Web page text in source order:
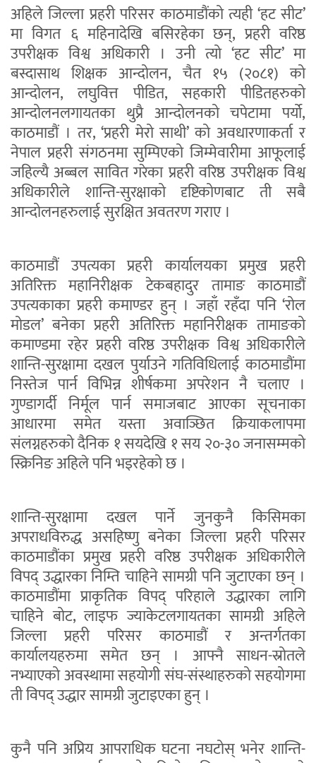
अहिले जिल्ला प्रहरी परिसर काठमाडौंको त्यही ‘हट सीट’
मा विगत ६ महिनादेखि बसिरहेका छन्, प्रहरी वरिष्ठ
उपरीक्षक विश्व अधिकारी । उनी त्यो ‘हट सीट’ मा
बस्दासाथ शिक्षक आन्दोलन, चैत १५ (२०८१) को
आन्दोलन, लघुवित्त पीडित, सहकारी पीडितहरुको
आन्दोलनलगायतका थुप्रै आन्दोलनको चपेटामा पर्यो,
काठमाडौं । तर, ‘प्रहरी मेरो साथी’ को अवधारणाकर्ता र
नेपाल प्रहरी संगठनमा सुम्पिएको जिम्मेवारीमा आफूलाई
जहिल्यै अब्बल सावित गरेका प्रहरी वरिष्ठ उपरीक्षक विश्व
अधिकारीले शान्ति-सुरक्षाको दृष्टिकोणबाट ती सबै
आन्दोलनहरुलाई सुरक्षित अवतरण गराए ।
काठमाडौं उपत्यका प्रहरी कार्यालयका प्रमुख प्रहरी
अतिरिक्त महानिरीक्षक टेकबहादुर तामाङ काठमाडौं
उपत्यकाका प्रहरी कमाण्डर हुन् । जहाँ रहँदा पनि ‘रोल
मोडल’ बनेका प्रहरी अतिरिक्त महानिरीक्षक तामाङको
कमाण्डमा रहेर प्रहरी वरिष्ठ उपरीक्षक विश्व अधिकारीले
शान्ति-सुरक्षामा दखल पुर्याउने गतिविधिलाई काठमाडौंमा
निस्तेज पार्न विभिन्न शीर्षकमा अपरेशन नै चलाए ।
गुण्डागर्दी निर्मूल पार्न समाजबाट आएका सूचनाका
आधारमा समेत यस्ता अवाञ्छित क्रियाकलापमा
संलग्नहरुको दैनिक १ सयदेखि १ सय २०-३० जनासम्मको
स्क्रिनिङ अहिले पनि भइरहेको छ ।
शान्ति-सुरक्षामा दखल पार्ने जुनकुनै किसिमका
अपराधविरुद्ध असहिष्णु बनेका जिल्ला प्रहरी परिसर
काठमाडौंका प्रमुख प्रहरी वरिष्ठ उपरीक्षक अधिकारीले
विपद् उद्धारका निम्ति चाहिने सामग्री पनि जुटाएका छन् ।
काठमाडौंमा प्राकृतिक विपद् परिहाले उद्धारका लागि
चाहिने बोट, लाइफ ज्याकेटलगायतका सामग्री अहिले
जिल्ला प्रहरी परिसर काठमाडौं र अन्तर्गतका
कार्यालयहरुमा समेत छन् । आफ्नै साधन-स्रोतले
नभ्याएको अवस्थामा सहयोगी संघ-संस्थाहरुको सहयोगमा
ती विपद् उद्धार सामग्री जुटाइएका हुन् ।
कुनै पनि अप्रिय आपराधिक घटना नघटोस् भनेर शान्ति-